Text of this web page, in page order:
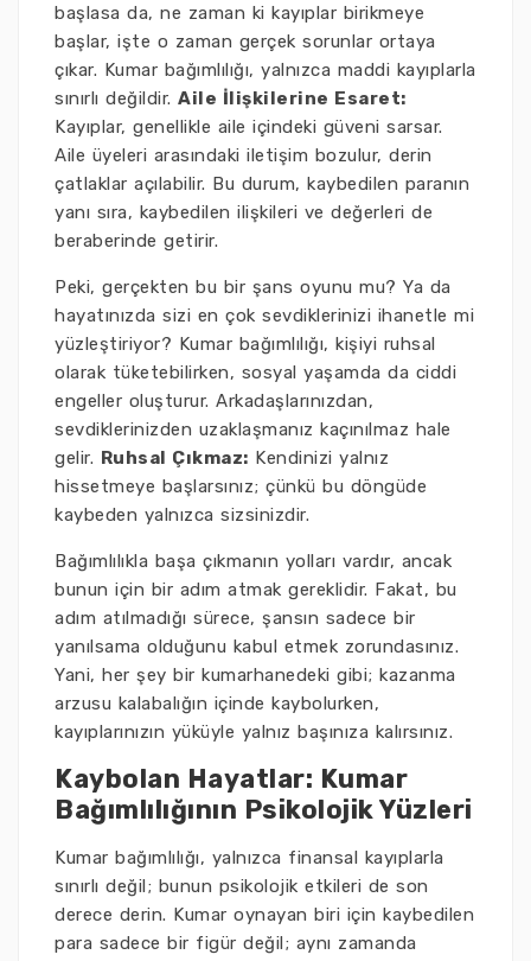
başlasa da, ne zaman ki kayıplar birikmeye
başlar, işte o zaman gerçek sorunlar ortaya
çıkar. Kumar bağımlılığı, yalnızca maddi kayıplarla
sınırlı değildir. Aile İlişkilerine Esaret:
Kayıplar, genellikle aile içindeki güveni sarsar.
Aile üyeleri arasındaki iletişim bozulur, derin
çatlaklar açılabilir. Bu durum, kaybedilen paranın
yanı sıra, kaybedilen ilişkileri ve değerleri de
beraberinde getirir.
Peki, gerçekten bu bir şans oyunu mu? Ya da
hayatınızda sizi en çok sevdiklerinizi ihanetle mi
yüzleştiriyor? Kumar bağımlılığı, kişiyi ruhsal
olarak tüketebilirken, sosyal yaşamda da ciddi
engeller oluşturur. Arkadaşlarınızdan,
sevdiklerinizden uzaklaşmanız kaçınılmaz hale
gelir. Ruhsal Çıkmaz: Kendinizi yalnız
hissetmeye başlarsınız; çünkü bu döngüde
kaybeden yalnızca sizsinizdir.
Bağımlılıkla başa çıkmanın yolları vardır, ancak
bunun için bir adım atmak gereklidir. Fakat, bu
adım atılmadığı sürece, şansın sadece bir
yanılsama olduğunu kabul etmek zorundasınız.
Yani, her şey bir kumarhanedeki gibi; kazanma
arzusu kalabalığın içinde kaybolurken,
kayıplarınızın yüküyle yalnız başınıza kalırsınız.
Kaybolan Hayatlar: Kumar
Bağımlılığının Psikolojik Yüzleri
Kumar bağımlılığı, yalnızca finansal kayıplarla
sınırlı değil; bunun psikolojik etkileri de son
derece derin. Kumar oynayan biri için kaybedilen
para sadece bir figür değil; aynı zamanda